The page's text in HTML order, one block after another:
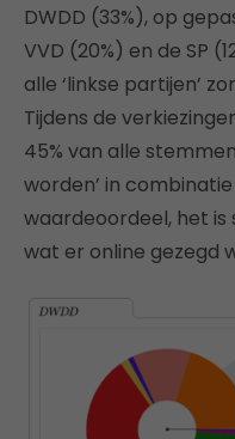
DWDD (33%), op
VVD (20%) en de SP
alle ‘linkse partijen’
Tijdens de
45% van alle
worden’ in
waardeoordeel, het
wat er online gezegd